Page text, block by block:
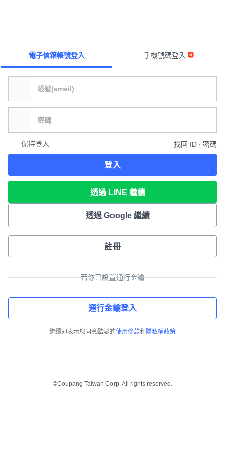
電子信箱帳號登入 手機號碼登入
保持登入 找回 ID ∙ 密碼
登入
透過 LINE 繼續
透過 Google 繼續
註冊
若你已設置通行金鑰
通行金鑰登入
繼續即表示您同意酷澎的使用條款和 隱私權政策
©Coupang Taiwan Corp. All rights reserved.